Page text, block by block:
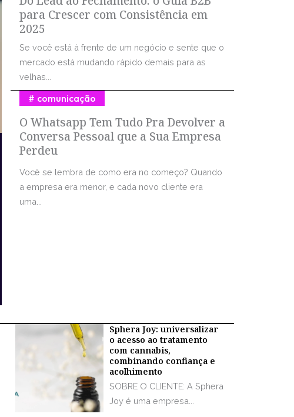
para Crescer com Consistência em
2025
Se você está à frente de um negócio e sente que o
mercado está mudando rápido demais para as
velhas...
O Whatsapp Tem Tudo Pra Devolver a
Conversa Pessoal que a Sua Empresa
Perdeu
comunicação
Você se lembra de como era no começo? Quando
a empresa era menor, e cada novo cliente era
uma...
Sphera Joy: universalizar
o acesso ao tratamento
com cannabis,
combinando confiança e
acolhimento
SOBRE O CLIENTE: A Sphera
Joy é uma empresa...